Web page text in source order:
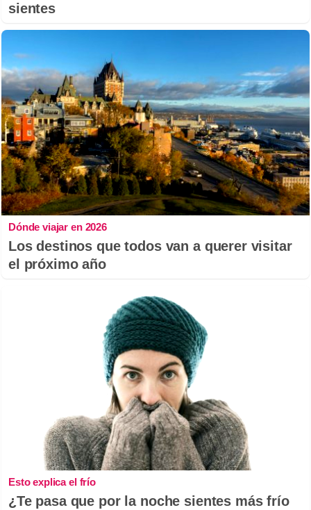
sientes
Dónde viajar en 2026
Los destinos que todos van a querer visitar
el próximo año
Esto explica el frío
¿Te pasa que por la noche sientes más frío